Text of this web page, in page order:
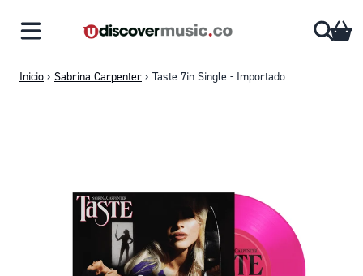
Inicio › Sabrina Carpenter › Taste 7in Single - Importado